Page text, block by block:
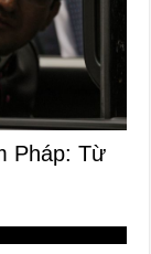
Pháp: Từ